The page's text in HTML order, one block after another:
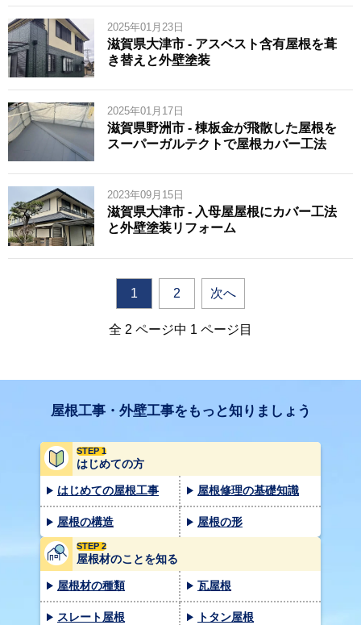
2025年01月23日
滋賀県大津市 - アスベスト含有屋根を葺
き替えと外壁塗装
2025年01月17日
滋賀県野洲市 - 棟板金が飛散した屋根を
スーパーガルテクトで屋根カバー工法
2023年09月15日
滋賀県大津市 - 入母屋屋根にカバー工法
と外壁塗装リフォーム
1 2 次へ
全 2 ページ中 1 ページ目
屋根工事・外壁工事をもっと知りましょう
STEP 1
はじめての方
はじめての屋根工事 屋根修理の基礎知識
屋根の構造 屋根の形
STEP 2
屋根材のことを知る
屋根材の種類 瓦屋根
スレート屋根 トタン屋根